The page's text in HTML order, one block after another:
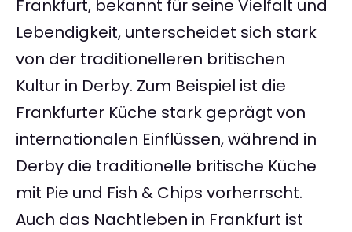
Frankfurt, bekannt für seine Vielfalt und
Lebendigkeit, unterscheidet sich stark
von der traditionelleren britischen
Kultur in Derby. Zum Beispiel ist die
Frankfurter Küche stark geprägt von
internationalen Einflüssen, während in
Derby die traditionelle britische Küche
mit Pie und Fish & Chips vorherrscht.
Auch das Nachtleben in Frankfurt ist